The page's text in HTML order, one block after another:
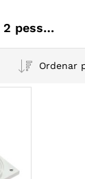
banheiras spa 2 pessoas